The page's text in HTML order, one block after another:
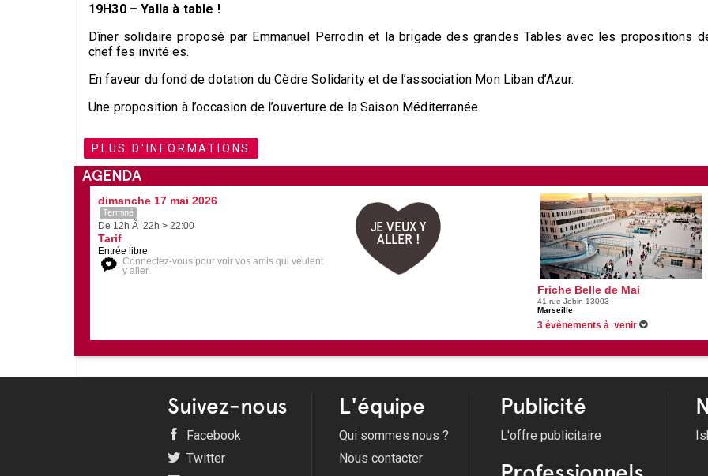
19H30 – Yalla à table !
Dîner solidaire proposé par Emmanuel Perrodin et la brigade des grandes Tables avec les propositions
chef·fes invité·es.
En faveur du fond de dotation du Cèdre Solidarity et de l’association Mon Liban d’Azur.
Une proposition à l’occasion de l’ouverture de la Saison Méditerranée
PLUS D'INFORMATIONS
AGENDA
dimanche 17 mai 2026
Terminé
De 12h Ã 22h > 22:00
Tarif
Entrée libre
Connectez-vous pour voir vos amis qui veulent
y aller.
JE VEUX Y
ALLER !
Friche Belle de Mai
41 rue Jobin 13003
Marseille
3 évènements à venir
Suivez-nous
Facebook
Twitter
L'équipe
Qui sommes nous ?
Nous contacter
Publicité
L'offre publicitaire